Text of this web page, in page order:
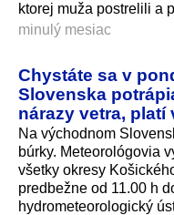
ktorej muža postrelili a
minulý mesiac
Chystáte sa v
Slovenska
nárazy vetra, platí
Na východnom
búrky. Meteorológovia
všetky okresy
predbežne od 11.00 h
hydrometeorologický